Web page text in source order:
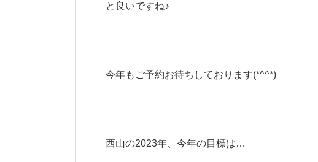
と良いですね♪
今年もご予約お待ちしております(*^^*)
西山の2023年、今年の目標は…